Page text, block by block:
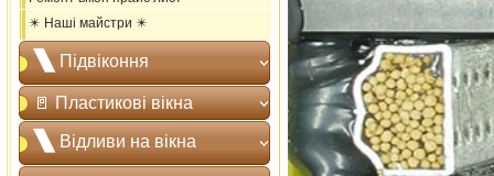
✴️ Наші майстри ✴️
🙽 Підвіконня
🚪 Пластикові вікна
🙽 Відливи на вікна